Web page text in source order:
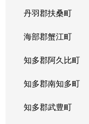
丹羽郡扶桑町
海部郡蟹江町
知多郡阿久比町
知多郡南知多町
知多郡武豊町